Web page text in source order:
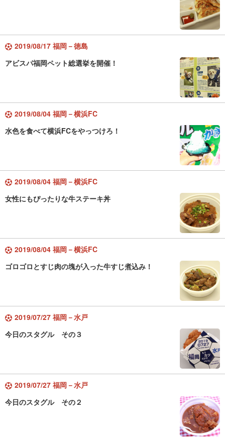
2019/08/17 福岡－徳島
アビスパ福岡ペット総選挙を開催！
2019/08/04 福岡－横浜FC
水色を食べて横浜FCをやっつけろ！
2019/08/04 福岡－横浜FC
女性にもぴったりな牛ステーキ丼
2019/08/04 福岡－横浜FC
ゴロゴロとすじ肉の塊が入った牛すじ煮込み！
2019/07/27 福岡－水戸
今日のスタグル その３
2019/07/27 福岡－水戸
今日のスタグル その２